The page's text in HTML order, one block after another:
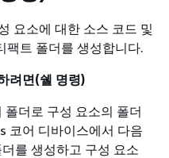
요소에 대한 소스 코드 및
팩트 폴더를 생성합니다.
려면(쉘 명령)
더로 구성 요소의 폴더
코어 디바이스에서 다음
를 생성하고 구성 요소